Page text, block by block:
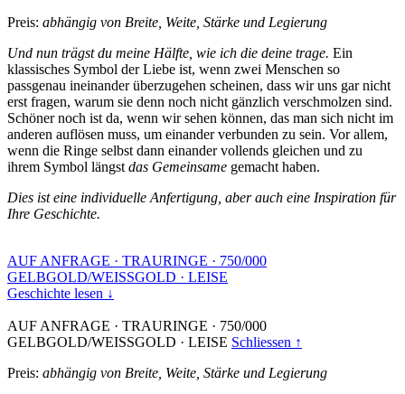
Preis: abhängig von Breite, Weite, Stärke und Legierung
Und nun trägst du meine Hälfte, wie ich die deine trage. Ein
klassisches Symbol der Liebe ist, wenn zwei Menschen so
passgenau ineinander überzugehen scheinen, dass wir uns gar nicht
erst fragen, warum sie denn noch nicht gänzlich verschmolzen sind.
Schöner noch ist da, wenn wir sehen können, das man sich nicht im
anderen auflösen muss, um einander verbunden zu sein. Vor allem,
wenn die Ringe selbst dann einander vollends gleichen und zu
ihrem Symbol längst das Gemeinsame gemacht haben.
Dies ist eine individuelle Anfertigung, aber auch eine Inspiration für
Ihre Geschichte.
AUF ANFRAGE · TRAURINGE · 750/000
GELBGOLD/WEISSGOLD · LEISE
Geschichte lesen ↓
AUF ANFRAGE · TRAURINGE · 750/000
GELBGOLD/WEISSGOLD · LEISE Schliessen ↑
Preis: abhängig von Breite, Weite, Stärke und Legierung